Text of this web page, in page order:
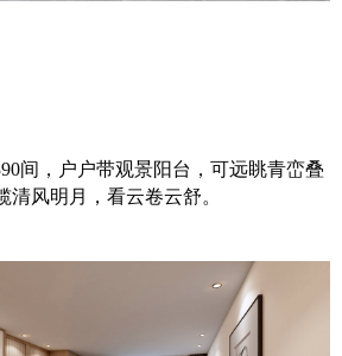
间，户户带观景阳台，可远眺青峦叠
风明月，看云卷云舒。